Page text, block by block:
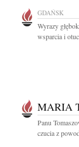
GDAŃSK
Wyrazy
wsparcia i
MARIA
Panu
czucia z